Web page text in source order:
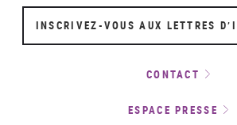
INSCRIVEZ-VOUS AUX LETTRES
CONTACT
ESPACE PRESSE